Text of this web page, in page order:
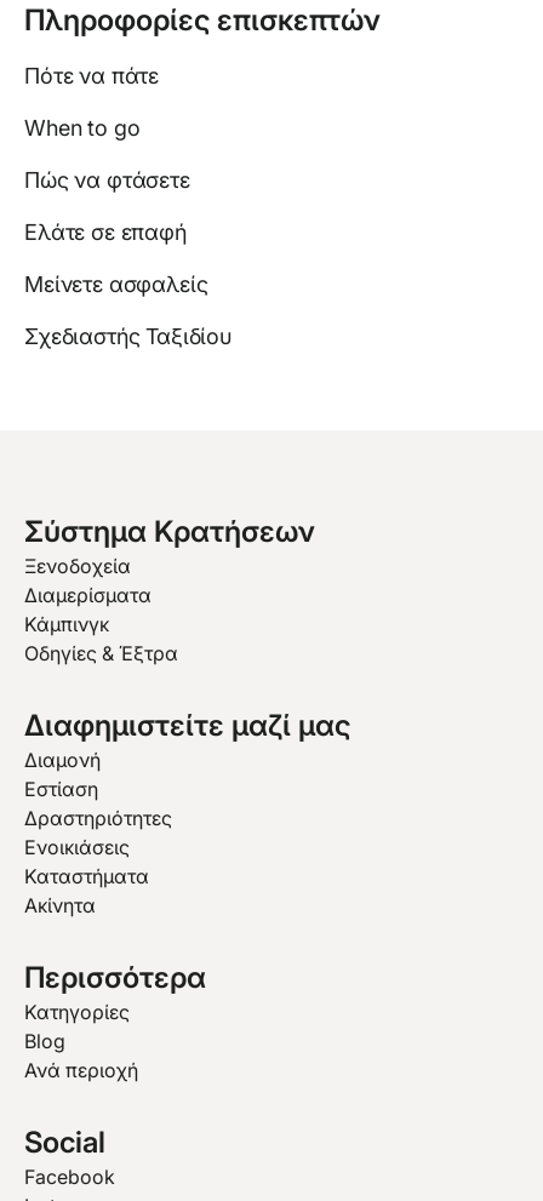
Πληροφορίες επισκεπτών
Πότε να πάτε
When to go
Πώς να φτάσετε
Ελάτε σε επαφή
Μείνετε ασφαλείς
Σχεδιαστής Ταξιδίου
Σύστημα Κρατήσεων
Ξενοδοχεία
Διαμερίσματα
Κάμπινγκ
Οδηγίες & Έξτρα
Διαφημιστείτε μαζί μας
Διαμονή
Εστίαση
Δραστηριότητες
Ενοικιάσεις
Καταστήματα
Ακίνητα
Περισσότερα
Κατηγορίες
Blog
Ανά περιοχή
Social
Facebook